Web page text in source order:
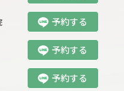
予約する
予約する
予約する